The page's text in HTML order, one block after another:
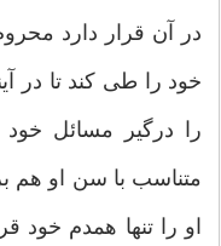
در آن قرار دارد
خود را طی کند تا در
را درگیر مسائل
متناسب با سن او هم
او را تنها همدم خود